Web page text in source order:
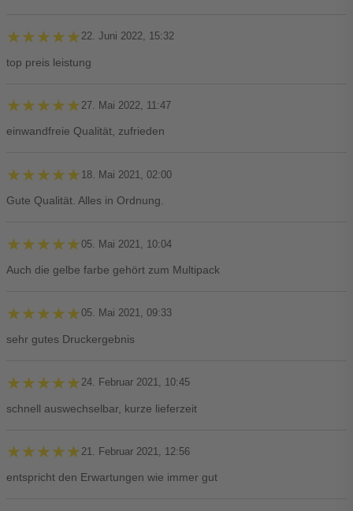
★★★★★
★★★★★ 22. Juni 2022, 15:32
top preis leistung
★★★★★
★★★★★ 27. Mai 2022, 11:47
einwandfreie Qualität, zufrieden
★★★★★
★★★★★ 18. Mai 2021, 02:00
Gute Qualität. Alles in Ordnung.
★★★★★
★★★★★05. Mai 2021, 10:04
Auch die gelbe farbe gehört zum Multipack
★★★★★
★★★★★05. Mai 2021, 09:33
sehr gutes Druckergebnis
★★★★★
★★★★★ 24. Februar 2021, 10:45
schnell auswechselbar, kurze lieferzeit
★★★★★
★★★★★ 21. Februar 2021, 12:56
entspricht den Erwartungen wie immer gut